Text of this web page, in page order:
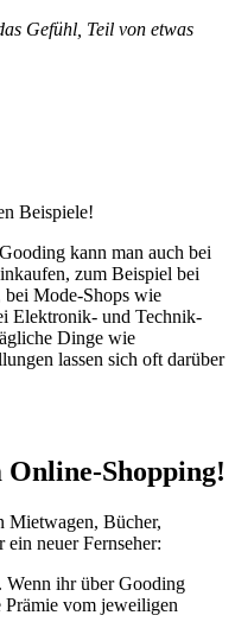
Gefühl, Teil von etwas
Beispiele!
kann man auch bei
zum Beispiel bei
Mode-Shops wie
Elektronik- und Technik-
Dinge wie
lassen sich oft darüber
Online-Shopping!
Mietwagen, Bücher,
neuer Fernseher:
Wenn ihr über Gooding
vom jeweiligen